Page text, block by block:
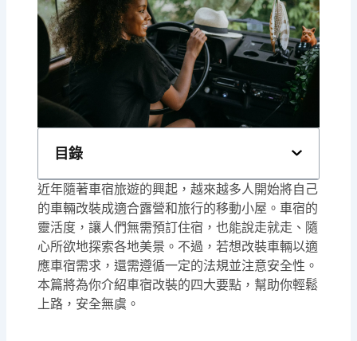
目錄
近年隨著車宿旅遊的興起，越來越多人開始將自己
的車輛改裝成適合露營和旅行的移動小屋。車宿的
靈活度，讓人們無需預訂住宿，也能說走就走、隨
心所欲地探索各地美景。不過，若想改裝車輛以適
應車宿需求，還需遵循一定的法規並注意安全性。
本篇將為你介紹車宿改裝的四大要點，幫助你輕鬆
上路，安全無虞。